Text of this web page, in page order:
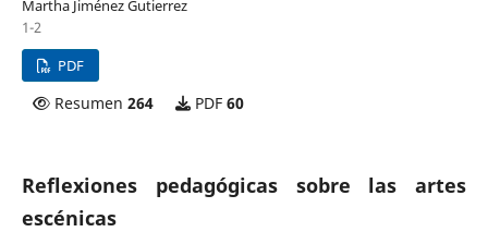
Martha Jiménez Gutierrez
1-2
PDF
Resumen 264 PDF 60
Reflexiones pedagógicas sobre las artes
escénicas